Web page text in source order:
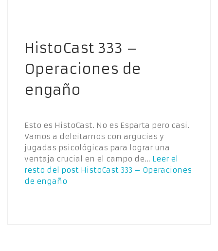
HistoCast 333 –
Operaciones de
engaño
Esto es HistoCast. No es Esparta pero casi.
Vamos a deleitarnos con argucias y
jugadas psicológicas para lograr una
ventaja crucial en el campo de… Leer el
resto del post HistoCast 333 – Operaciones
de engaño